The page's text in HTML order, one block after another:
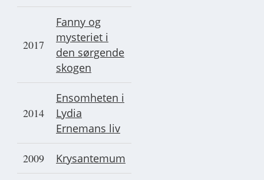
2017
Fanny og
mysteriet i
den sørgende
skogen
2014
Ensomheten i
Lydia
Ernemans liv
2009 Krysantemum